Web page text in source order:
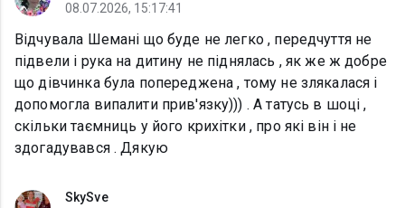
08.07.2026, 15:17:41
Відчувала Шемані що буде не легко , передчуття не
підвели і рука на дитину не піднялась , як же ж добре
що дівчинка була попереджена , тому не злякалася і
допомогла випалити прив'язку))) . А татусь в шоці ,
скільки таємниць у його крихітки , про які він і не
здогадувався . Дякую
SkySve